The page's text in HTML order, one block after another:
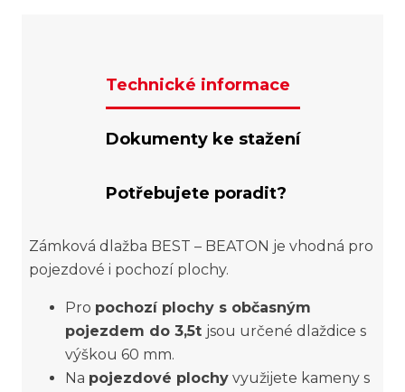
Technické informace
Dokumenty ke stažení
Potřebujete poradit?
Zámková dlažba BEST – BEATON je vhodná pro
pojezdové i pochozí plochy.
Pro pochozí plochy s občasným
pojezdem do 3,5t jsou určené dlaždice s
výškou 60 mm.
Na pojezdové plochy využijete kameny s